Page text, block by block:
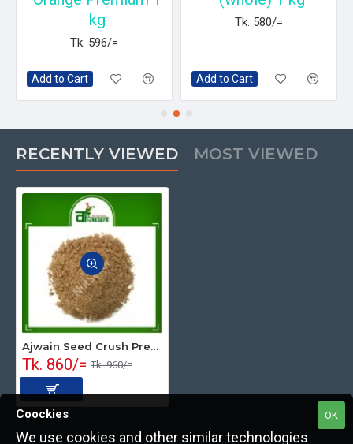
kg
Tk. 596/=
Add to Cart
Tk. 580/=
Add to Cart
RECENTLY VIEWED MOST VIEWED
Ajwain Seed Crush Premium 1 kg
Tk. 860/= Tk. 960/=
OK
Coockies
We use cookies and other similar technologies